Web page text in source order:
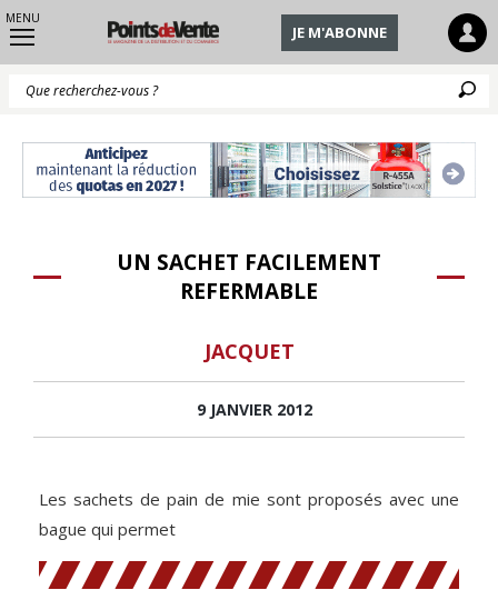
MENU
JE M'ABONNE
UN SACHET FACILEMENT
REFERMABLE
JACQUET
9 JANVIER 2012
Les sachets de pain de mie sont proposés avec une
bague qui permet